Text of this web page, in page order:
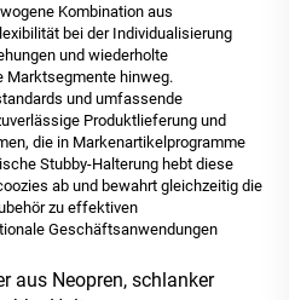
Kombination aus
bei der Individualisierung
und wiederholte
Marktsegmente hinweg.
und umfassende
Produktlieferung und
die in Markenartikelprogramme
Stubby-Halterung hebt diese
ab und bewahrt gleichzeitig die
zu effektiven
Geschäftsanwendungen
aus Neopren, schlanker